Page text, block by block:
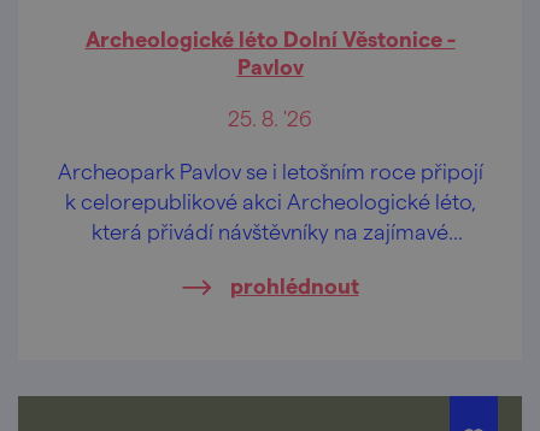
Archeologické léto Dolní Věstonice -
Pavlov
25. 8. '26
Archeopark Pavlov se i letošním roce připojí
k celorepublikové akci Archeologické léto,
která přivádí návštěvníky na zajímavé
odborníků z archeologických ústavů, muzeí
prohlédnout